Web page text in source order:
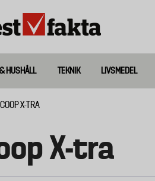
HUSHÅLL TEKNIK LIVSMEDEL
COOP X-TRA
X-tra